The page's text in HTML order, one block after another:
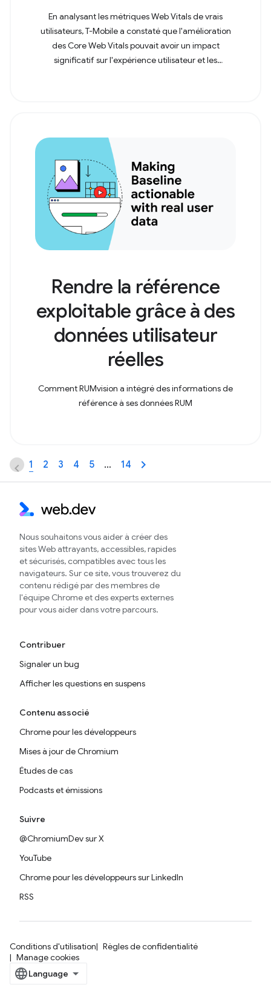
En analysant les métriques Web Vitals de vrais
utilisateurs, T-Mobile a constaté que l'amélioration
des Core Web Vitals pouvait avoir un impact
significatif sur l'expérience utilisateur et les
Rendre la référence
exploitable grâce à des
données utilisateur
réelles
Comment RUMvision a intégré des informations de
référence à ses données RUM
1 2 3 4 5 … 14
Nous souhaitons vous aider à créer des
sites Web attrayants, accessibles, rapides
et sécurisés, compatibles avec tous les
navigateurs. Sur ce site, vous trouverez du
contenu rédigé par des membres de
l'équipe Chrome et des experts externes
pour vous aider dans votre parcours.
Contribuer
Signaler un bug
Afficher les questions en suspens
Contenu associé
Chrome pour les développeurs
Mises à jour de Chromium
Études de cas
Podcasts et émissions
Suivre
@ChromiumDev sur X
YouTube
Chrome pour les développeurs sur LinkedIn
RSS
Conditions d'utilisation
Règles de confidentialité
Manage cookies